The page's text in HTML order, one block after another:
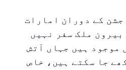
جشن کے دوران امارات
ملک سفر نہیں
موجود ہیں جہاں آتش
جا سکتے ہیں، خاص